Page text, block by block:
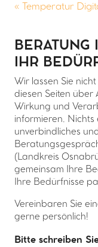
« Temperatur
IHR
Wir lassen Sie
diesen Seiten über
Wirkung und
informieren. Nichts
unverbindliches
(Landkreis
gemeinsam Ihre
Ihre Bedürfnisse
Vereinbaren Sie
gerne persönlich!
Bitte schreiben